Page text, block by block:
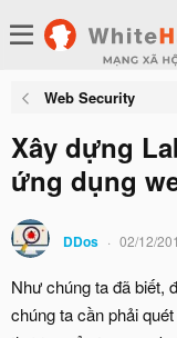
Web Security
Xây dựng
ứng dụng
DDos 02/12/
Như chúng ta đã biết,
chúng ta cần phải